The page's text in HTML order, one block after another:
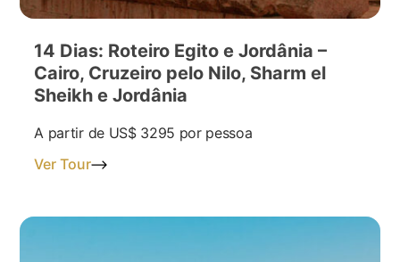
14 Dias: Roteiro Egito e Jordânia –
Cairo, Cruzeiro pelo Nilo, Sharm el
Sheikh e Jordânia
A partir de US$ 3295 por pessoa
Ver Tour